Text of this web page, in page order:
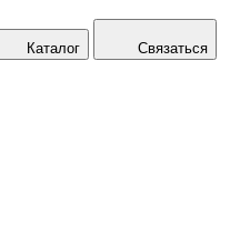
Каталог Связаться